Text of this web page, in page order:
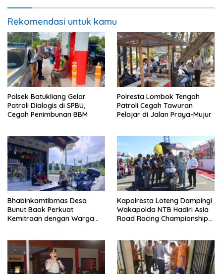
Rekomendasi untuk kamu
Polsek Batukliang Gelar
Patroli Dialogis di SPBU,
Cegah Penimbunan BBM
Polresta Lombok Tengah
Patroli Cegah Tawuran
Pelajar di Jalan Praya-Mujur
Bhabinkamtibmas Desa
Bunut Baok Perkuat
Kemitraan dengan Warga
Kapolresta Loteng Dampingi
Wakapolda NTB Hadiri Asia
Road Racing Championship